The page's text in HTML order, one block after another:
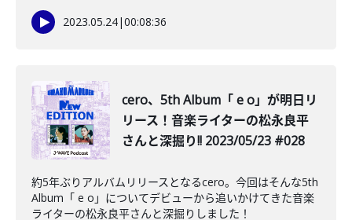
2023.05.24|00:08:36
️cero、5th Album「 e o」が明日リ
リース！音楽ライターの松永良平
さんと深掘り!! 2023/05/23 #028
約5年ぶりアルバムリリースとなるcero。今回はそんな5th
Album「 e o」についてデビューから追いかけてきた音楽
ライターの松永良平さんと深掘りしました！